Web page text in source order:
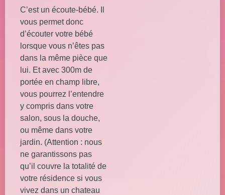
C’est un écoute-bébé. Il
vous permet donc
d’écouter votre bébé
lorsque vous n’êtes pas
dans la même pièce que
lui. Et avec 300m de
portée en champ libre,
vous pourrez l’entendre
y compris dans votre
salon, sous la douche,
ou même dans votre
jardin. (Attention : nous
ne garantissons pas
qu’il couvre la totalité de
votre résidence si vous
vivez dans un chateau